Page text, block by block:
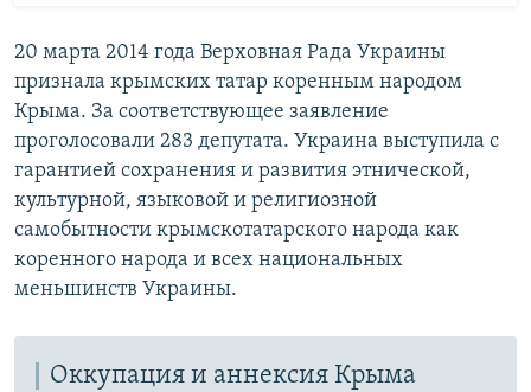
20 марта 2014 года Верховная Рада Украины
признала крымских татар коренным народом
Крыма. За соответствующее заявление
проголосовали 283 депутата. Украина выступила с
гарантией сохранения и развития этнической,
культурной, языковой и религиозной
самобытности крымскотатарского народа как
коренного народа и всех национальных
меньшинств Украины.
Оккупация и аннексия Крыма